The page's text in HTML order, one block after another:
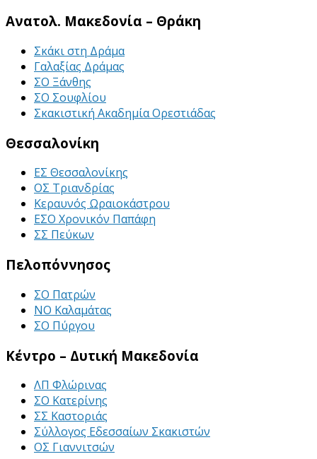
Ανατολ. Μακεδονία – Θράκη
Σκάκι στη Δράμα
Γαλαξίας Δράμας
ΣΟ Ξάνθης
ΣΟ Σουφλίου
Σκακιστική Ακαδημία Ορεστιάδας
Θεσσαλονίκη
ΕΣ Θεσσαλονίκης
ΟΣ Τριανδρίας
Κεραυνός Ωραιοκάστρου
ΕΣΟ Χρονικόν Παπάφη
ΣΣ Πεύκων
Πελοπόννησος
ΣΟ Πατρών
ΝΟ Καλαμάτας
ΣΟ Πύργου
Κέντρο – Δυτική Μακεδονία
ΛΠ Φλώρινας
ΣΟ Κατερίνης
ΣΣ Καστοριάς
Σύλλογος Εδεσσαίων Σκακιστών
ΟΣ Γιαννιτσών